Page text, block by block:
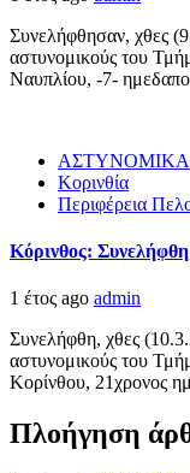
Συνελήφθησαν, χθες
αστυνομικούς του
Ναυπλίου, -7-
ΑΣΤΥΝΟΜΙΚΑ
Κορινθία
Περιφέρεια
Κόρινθος:
1 έτος ago admin
Συνελήφθη, χθες
αστυνομικούς του
Κορίνθου, 21χρονος
Πλοήγηση